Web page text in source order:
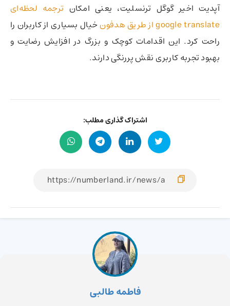
آپدیت اخیر گوگل ترنسلیت، یعنی امکان ترجمه‌ لحظه‌ای
google translate از طریق هدفون
خیال بسیاری از کاربران را
راحت کرد. این اقدامات کوچک و بزرگ در افزایش رضایت و
بهبود تجربه کاربری نقش پررنگی دارند.
اشتراک گذاری مطلب:
فاطمه طالبی